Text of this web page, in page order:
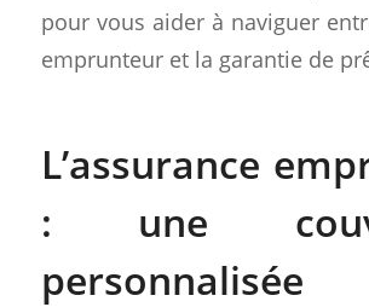
pour vous aider à naviguer
emprunteur et la garantie de
L’assurance
: une
personnalisée